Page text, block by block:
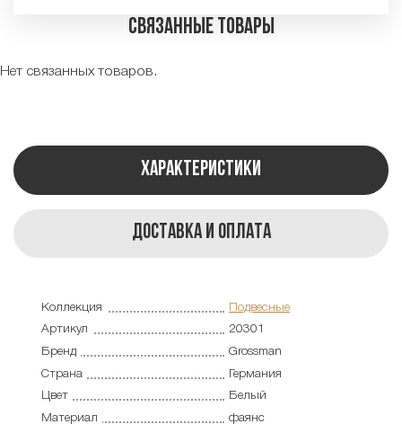
Связанные товары
Нет связанных товаров.
Характеристики
Доставка и оплата
Коллекция
Подвесные
Артикул
20301
Бренд
Grossman
Страна
Германия
Цвет
Белый
Материал
фаянс